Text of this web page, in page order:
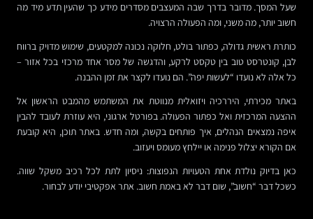
שעל המסך. מדובר בדרך שבה המעצבים מסדרים מידע כך שהעין תדע מיד מה
חשוב יותר, מה משני, ומה הפעולה הרצויה.
כותרת ראשית גדולה, כפתור בולט, חלוקה נכונה למקטעים, שימוש מדויק ברווח
לבן, קונטרסט טוב בין טקסט לרקע, והדגשה של מסר אחד מרכזי בכל אזור –
כל אלה לא נועדו “לעשות יפה”. הם נועדו לקצר את זמן ההבנה.
באתר מכירתי, היררכיה ויזואלית מנווטת את המשתמש מהמבט הראשון אל
ההצעה המרכזית ואל כפתור הפעולה. בפורטל ארגוני, היא עוזרת לעובד להבין
איפה נמצאים הנהלים, איך פותחים בקשה, ומה חדש. באתר תוכן, היא קובעת
אם הקורא יצלול פנימה או יילחץ מעומס ויעזוב.
כאן בדיוק נולדת אחת הטעויות הנפוצות: ניסיון לתת לכל רכיב משקל שווה.
כשכל דבר “חשוב”, שום דבר לא באמת חשוב. אתר אפקטיבי יודע לבחור.